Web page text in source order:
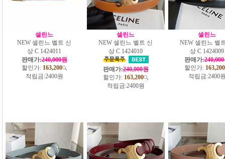
셀린느
NEW 셀린느 벨트 신
상 C 1424011
판매가:240,000원
할인가: 163,200
적립금:2400원
셀린느
NEW 셀린느 벨트 신
상 C 1424010
판매가:240,000원
할인가: 163,200
적립금:2400원
셀린느
NEW 셀린느 벨
상 C 1424009
판매가:
할인가: 163,200
적립금:2400